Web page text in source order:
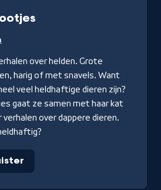
over helden. Grote
harig of met snavels. Want
veel heldhaftige dieren zijn?
gaat ze samen met haar kat
verhalen over dappere dieren.